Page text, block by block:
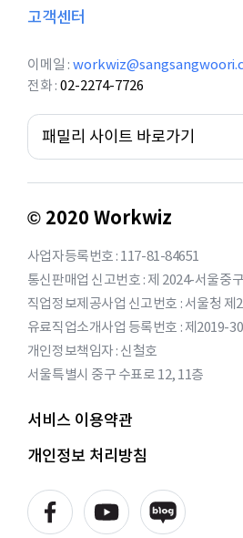
고객센터
이메일
전화 02-2274-7726
패밀리 사이트 바로가기
© 2020 Workwiz
사업자등록번호 : 117-81-84651
통신판매업 신고번호 : 제 2024-서울중
직업정보제공사업 신고번호 : 서울청 제
유료직업소개사업 등록번호 : 제2019-
개인정보책임자 : 신철호
서울특별시 중구 수표로 12, 11층
서비스 이용약관
개인정보 처리방침